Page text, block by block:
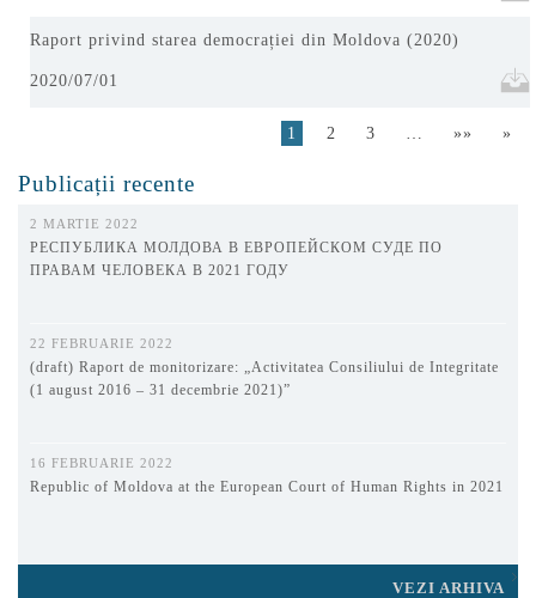
Raport privind starea democrației din Moldova (2020)
2020/07/01
1 2 3 … »» »
Publicații recente
2 MARTIE 2022
РЕСПУБЛИКА МОЛДОВА В ЕВРОПЕЙСКОМ СУДЕ ПО
ПРАВАМ ЧЕЛОВЕКА В 2021 ГОДУ
22 FEBRUARIE 2022
(draft) Raport de monitorizare: „Activitatea Consiliului de Integritate
(1 august 2016 – 31 decembrie 2021)”
16 FEBRUARIE 2022
Republic of Moldova at the European Court of Human Rights in 2021
VEZI ARHIVA